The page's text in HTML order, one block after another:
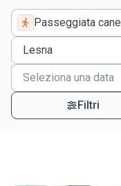
Passeggiata cane
Filtri